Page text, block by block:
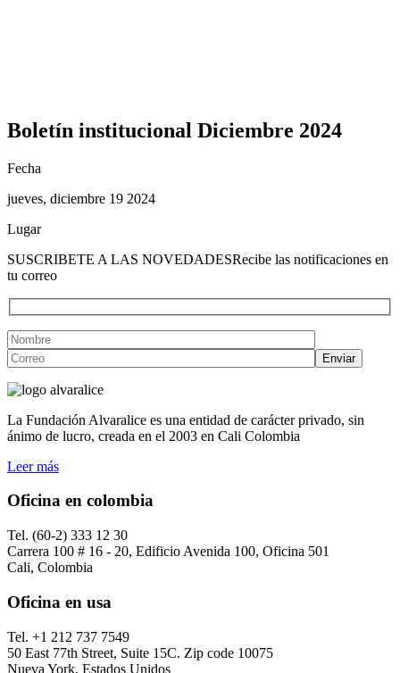
Boletín institucional Diciembre 2024
Fecha
jueves, diciembre 19 2024
Lugar
SUSCRIBETE A LAS NOVEDADESRecibe las notificaciones en
tu correo
La Fundación Alvaralice es una entidad de carácter privado, sin
ánimo de lucro, creada en el 2003 en Cali Colombia
Leer más
Oficina en colombia
Tel. (60-2) 333 12 30
Carrera 100 # 16 - 20, Edificio Avenida 100, Oficina 501
Cali, Colombia
Oficina en usa
Tel. +1 212 737 7549
50 East 77th Street, Suite 15C. Zip code 10075
Nueva York, Estados Unidos